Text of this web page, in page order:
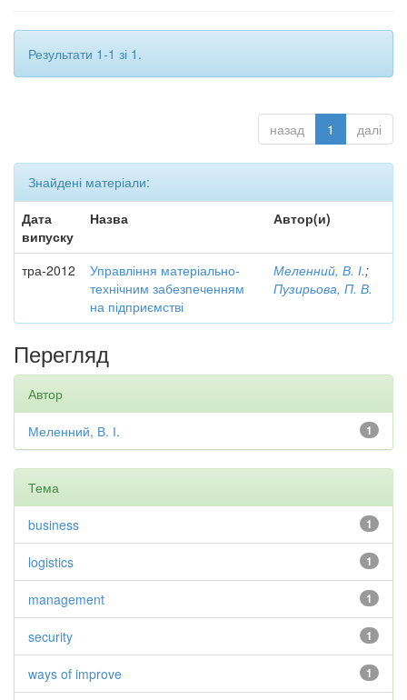
Результати 1-1 зі 1.
назад 1 далі
Знайдені матеріали:
Дата
випуску
Назва Автор(и)
тра-2012
Управління матеріально-
технічним забезпеченням
на підприємстві
Меленний, В. І.;
Пузирьова, П. В.
Перегляд
Автор
1
Меленний, В. І.
Тема
1
business
1
logistics
1
management
1
security
1
ways of improve